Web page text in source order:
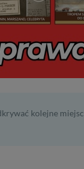
kolejne